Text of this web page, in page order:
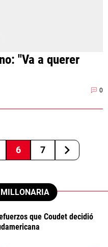
"Va a querer
0
6 7
que Coudet decidió